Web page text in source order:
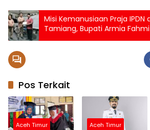
Misi Kemanusiaan Praja IPDN
Tamiang, Bupati Armia
Pos Terkait
Aceh Timur Aceh Timur